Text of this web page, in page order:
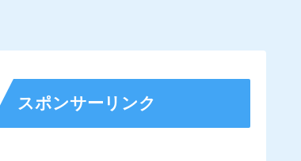
スポンサーリンク